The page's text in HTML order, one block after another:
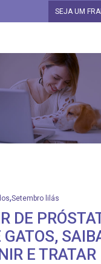
SEJA UM
,Setembro lilás
DE
GATOS,
E TRATAR